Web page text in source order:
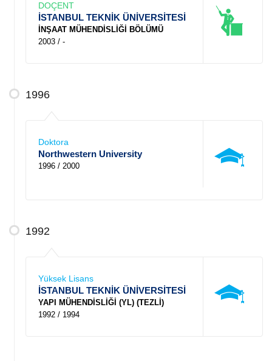
DOÇENT
İSTANBUL TEKNİK ÜNİVERSİTESİ
İNŞAAT MÜHENDİSLİĞİ BÖLÜMÜ
2003 / -
1996
Doktora
Northwestern University
1996 / 2000
1992
Yüksek Lisans
İSTANBUL TEKNİK ÜNİVERSİTESİ
YAPI MÜHENDİSLİĞİ (YL) (TEZLİ)
1992 / 1994